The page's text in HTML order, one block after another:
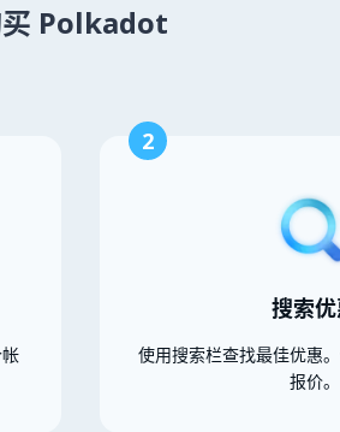
Polkadot
2
搜索
使用搜索栏查找最佳优惠
报价。